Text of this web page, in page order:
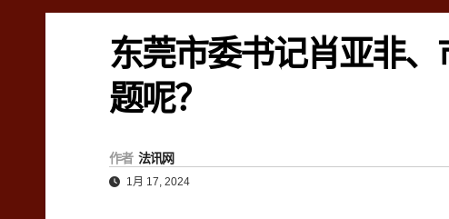
东莞市委书记肖亚非
题呢？
作者 法讯网
1月 17, 2024